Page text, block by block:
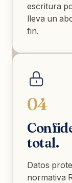
escritura
lleva un
fin.
04
total.
Datos
normativa